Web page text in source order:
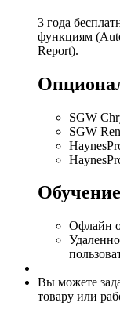
3 года
функциям
Report).
SGW
SGW
Офлайн
Вы можете
товару или